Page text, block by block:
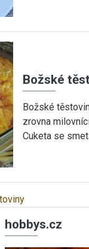
Božské
Božské
zrovna
Cuketa se
hobbys.cz